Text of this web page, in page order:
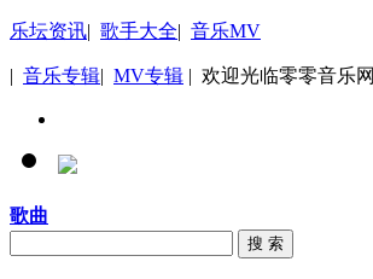
乐坛资讯| 歌手大全| 音乐MV
| 音乐专辑| MV专辑 | 欢迎光临零零音乐网
歌曲
搜 索